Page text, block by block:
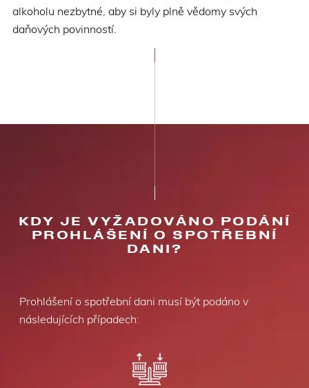
alkoholu nezbytné, aby si byly plně vědomy svých
daňových povinností.
KDY JE VYŽADOVÁNO PODÁNÍ
PROHLÁŠENÍ O SPOTŘEBNÍ
DANI?
Prohlášení o spotřební dani musí být podáno v
následujících případech: